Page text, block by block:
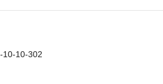
10-10-302